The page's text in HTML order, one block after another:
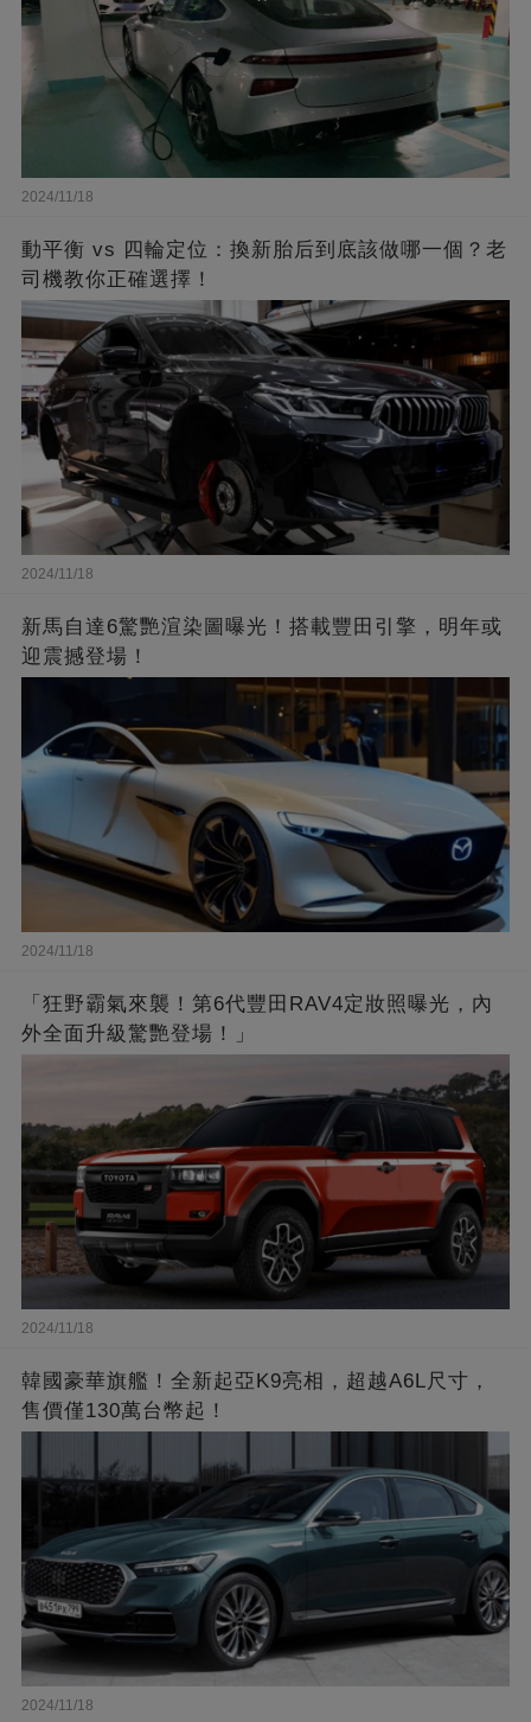
2024/11/18
動平衡 vs 四輪定位：換新胎后到底該做哪一個？老
司機教你正確選擇！
2024/11/18
新馬自達6驚艷渲染圖曝光！搭載豐田引擎，明年或
迎震撼登場！
2024/11/18
「狂野霸氣來襲！第6代豐田RAV4定妝照曝光，內
外全面升級驚艷登場！」
2024/11/18
韓國豪華旗艦！全新起亞K9亮相，超越A6L尺寸，
售價僅130萬台幣起！
2024/11/18